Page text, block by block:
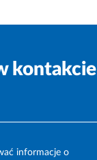
kontakcie
informacje o